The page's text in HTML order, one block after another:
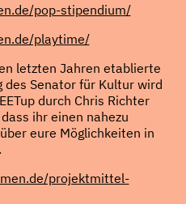
pop-stipendium/
playtime/
letzten Jahren etablierte
Senator für Kultur wird
durch Chris Richter
ihr einen nahezu
eure Möglichkeiten in
projektmittel-